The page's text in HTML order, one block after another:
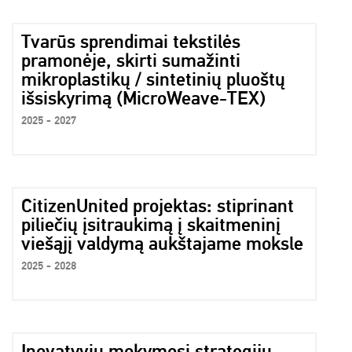
Tvarūs sprendimai tekstilės
pramonėje, skirti sumažinti
mikroplastikų / sintetinių pluoštų
išsiskyrimą (MicroWeave-TEX)
2025 - 2027
CitizenUnited projektas: stiprinant
piliečių įsitraukimą į skaitmeninį
viešąjį valdymą aukštajame moksle
2025 - 2028